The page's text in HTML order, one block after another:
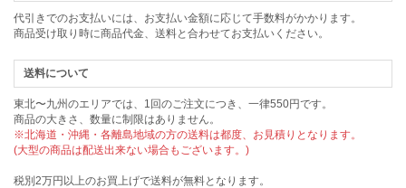
代引きでのお支払いには、お支払い金額に応じて手数料がかかります。
商品受け取り時に商品代金、送料と合わせてお支払いください。
送料について
東北〜九州のエリアでは、1回のご注文につき、一律550円です。
商品の大きさ、数量に制限はありません。
※北海道・沖縄・各離島地域の方の送料は都度、お見積りとなります。
(大型の商品は配送出来ない場合もございます。)
税別2万円以上のお買上げで送料が無料となります。